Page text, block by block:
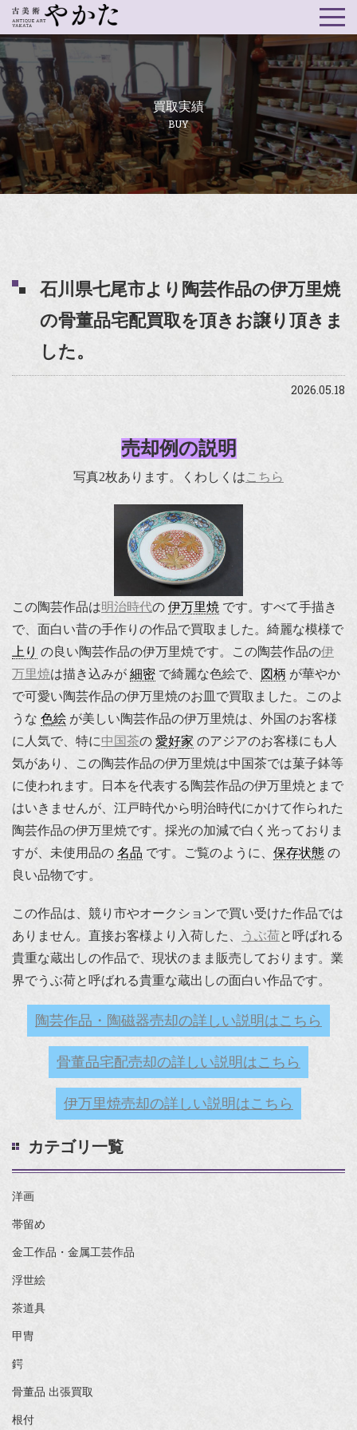
買取実績
BUY
石川県七尾市より陶芸作品の伊万里焼
の骨董品宅配買取を頂きお譲り頂きま
した。
2026.05.18
売却例の説明
写真2枚あります。くわしくはこちら
この陶芸作品は明治時代の 伊万里焼 です。すべて手描き
で、面白い昔の手作りの作品で買取ました。綺麗な模様で
上り の良い陶芸作品の伊万里焼です。この陶芸作品の伊
万里焼は描き込みが 細密 で綺麗な色絵で、 図柄 が華やか
で可愛い陶芸作品の伊万里焼のお皿で買取ました。このよ
うな 色絵 が美しい陶芸作品の伊万里焼は、外国のお客様
に人気で、特に中国茶の 愛好家 のアジアのお客様にも人
気があり、この陶芸作品の伊万里焼は中国茶では菓子鉢等
に使われます。日本を代表する陶芸作品の伊万里焼とまで
はいきませんが、江戸時代から明治時代にかけて作られた
陶芸作品の伊万里焼です。採光の加減で白く光っておりま
すが、未使用品の 名品 です。ご覧のように、 保存状態 の
良い品物です。
この作品は、競り市やオークションで買い受けた作品では
ありません。直接お客様より入荷した、
うぶ荷と呼ばれる
貴重な蔵出しの作品で、現状のまま販売しております。業
界でうぶ荷と呼ばれる貴重な蔵出しの面白い作品です。
陶芸作品・陶磁器売却の詳しい説明はこちら
骨董品宅配売却の詳しい説明はこちら
伊万里焼売却の詳しい説明はこちら
カテゴリ一覧
洋画
帯留め
金工作品・金属工芸作品
浮世絵
茶道具
甲冑
鍔
骨董品 出張買取
根付